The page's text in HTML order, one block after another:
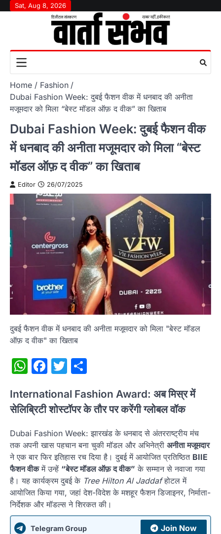
SkipSat, Aug 8, 2026
Home
Fashion
Dubai Fashion Week: दुबई फैशन वीक में धनबाद की अनीता
मजूमदार को मिला “बेस्ट मॉडल ऑफ़ द वीक” का खिताब
Dubai Fashion Week: दुबई फैशन वीक
में धनबाद की अनीता मजूमदार को मिला “बेस्ट
मॉडल ऑफ़ द वीक” का खिताब
Editor 26/07/2025
दुबई फैशन वीक में धनबाद की अनीता मजूमदार को मिला "बेस्ट मॉडल
ऑफ़ द वीक" का खिताब
WhatsApp
Facebook
Twitter
International Fashion Award: अब मिस्र में
सेलिब्रिटी शोस्टॉपर के तौर पर करेंगी ग्लोबल वॉक
Dubai Fashion Week: झारखंड के धनबाद से अंतरराष्ट्रीय मंच
तक अपनी खास पहचान बना चुकी मॉडल और अभिनेत्री अनीता मजूमदार
ने एक बार फिर इतिहास रच दिया है। दुबई में आयोजित प्रतिष्ठित BIIE
फैशन वीकमें उन्हें “बेस्ट मॉडल ऑफ़ द वीक” के सम्मान से नवाजा गया
है। यह कार्यक्रम दुबई के Tree Hilton Al Jaddafहोटल में
आयोजित किया गया, जहां देश-विदेश के मशहूर फैशन डिजाइनर, निर्माता-
निर्देशक और मॉडल्स ने शिरकत की।
Telegram Group Join Now